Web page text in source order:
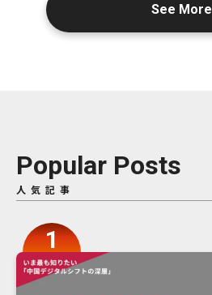
See More
Popular Posts
人気記事